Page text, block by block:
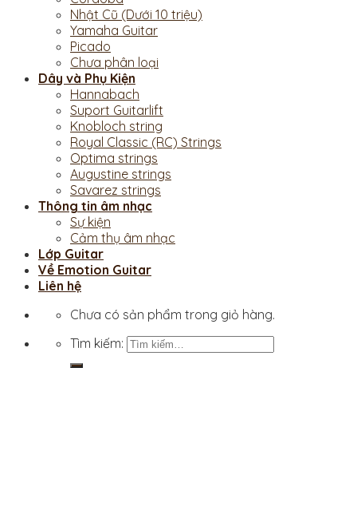
Nhật Cũ (Dưới 10 triệu)
Yamaha Guitar
Picado
Chưa phân loại
Dây và Phụ Kiện
Hannabach
Suport Guitarlift
Knobloch string
Royal Classic (RC) Strings
Optima strings
Augustine strings
Savarez strings
Thông tin âm nhạc
Sự kiện
Cảm thụ âm nhạc
Lớp Guitar
Về Emotion Guitar
Liên hệ
Chưa có sản phẩm trong giỏ hàng.
Tìm kiếm: